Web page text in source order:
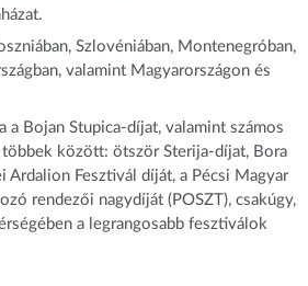
Szlovéniában, Montenegróban,
valamint Magyarországon és
a Bojan Stupica-díjat, valamint számos
között: ötször Sterija-díjat, Bora
Ardalion Fesztivál díját, a Pécsi Magyar
rendezői nagydíját (POSZT), csakúgy,
a legrangosabb fesztiválok